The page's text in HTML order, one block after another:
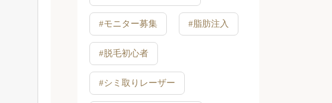
#モニター募集 #脂肪注入
#脱毛初心者
#シミ取りレーザー